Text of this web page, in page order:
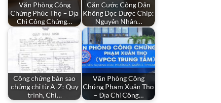
Văn Phòng Công
Chứng Phúc Thọ – Địa
Chỉ Công Chứng…
Căn Cước Công Dân
Không Đọc Được Chip:
Nguyên Nhân…
Công chứng bản sao
chứng chỉ từ A-Z: Quy
trình, Chi…
Văn Phòng Công
Chứng Phạm Xuân Thọ
– Địa Chỉ Công…